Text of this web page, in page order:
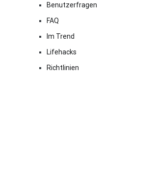
Benutzerfragen
FAQ
Im Trend
Lifehacks
Richtlinien